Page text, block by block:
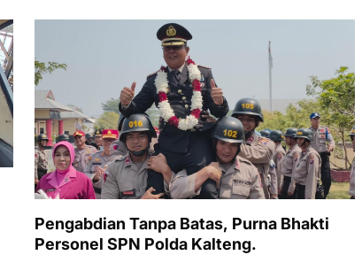
Pengabdian Tanpa Batas, Purna Bhakti
Personel SPN Polda Kalteng.